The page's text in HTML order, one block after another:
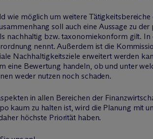
wie möglich um weitere
soll auch eine Aussage zu
nachhaltig bzw. taxonomiekonform gilt.
nennt. Außerdem ist die
Nachhaltigkeitsziele erweitert werden
eine Bewertung handeln, ob und unter
weder nutzen noch schaden.
in allen Bereichen der
kaum zu halten ist, wird die Planung mit
höchste Priorität haben.